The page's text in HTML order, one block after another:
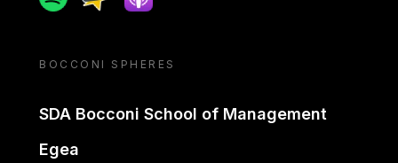
BOCCONI SPHERES
SDA Bocconi School of Management
Egea